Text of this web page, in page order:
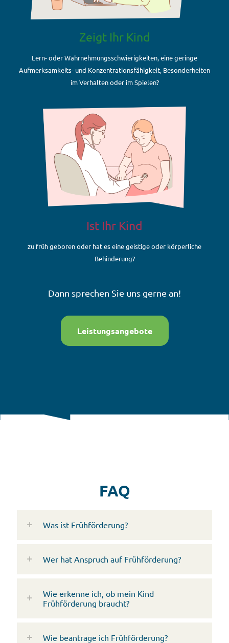
Zeigt Ihr Kind
Lern- oder Wahrnehmungsschwierigkeiten, eine geringe
Aufmerksamkeits- und Konzentrationsfähigkeit, Besonderheiten
im Verhalten oder im Spielen?
Ist Ihr Kind
zu früh geboren oder hat es eine geistige oder körperliche
Behinderung?
Dann sprechen Sie uns gerne an!
Leistungsangebote
FAQ
Was ist Frühförderung?
Wer hat Anspruch auf Frühförderung?
Wie erkenne ich, ob mein Kind
Frühförderung braucht?
Wie beantrage ich Frühförderung?